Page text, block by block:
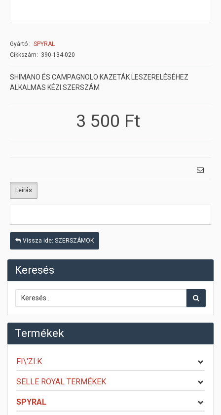
Gyártó
SPYRAL
Cikkszám: 390-134-020
SHIMANO ÉS CAMPAGNOLO KAZETÁK LESZERELÉSÉHEZ
ALKALMAS KÉZI SZERSZÁM
3 500 Ft
Leírás
Vissza ide: SZERSZÁMOK
Keresés
Termékek
FI\'ZI:K
SELLE ROYAL TERMÉKEK
SPYRAL